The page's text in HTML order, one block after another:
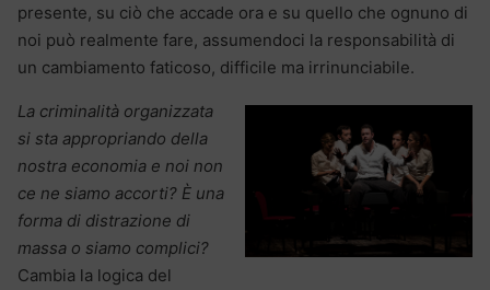
presente, su ciò che accade ora e su quello che ognuno di
noi può realmente fare, assumendoci la responsabilità di
un cambiamento faticoso, difficile ma irrinunciabile.
La criminalità organizzata
si sta appropriando della
nostra economia e noi non
ce ne siamo accorti? È una
forma di distrazione di
massa o siamo complici?
Cambia la logica del